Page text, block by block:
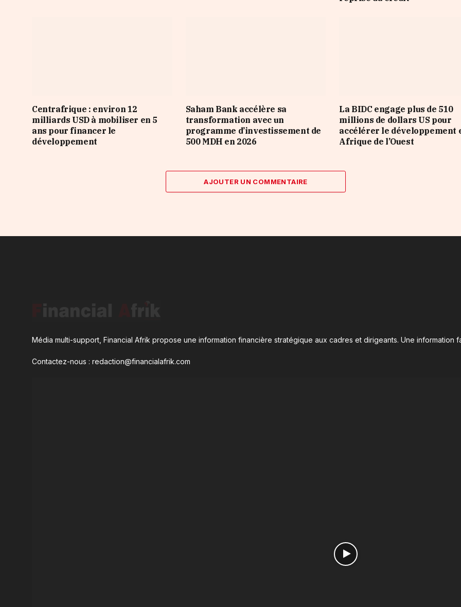
Centrafrique : environ 12
milliards USD à mobiliser en 5
ans pour financer le
développement
Saham Bank accélère sa
transformation avec un
programme d’investissement de
500 MDH en 2026
La BIDC engage plus de 510
millions de dollars US pour
accélérer le développement
Afrique de l’Ouest
AJOUTER UN COMMENTAIRE
Média multi-support, Financial Afrik propose une information financière stratégique aux cadres et dirigeants. Une information
Contactez-nous : redaction@financialafrik.com